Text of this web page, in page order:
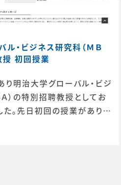
ル・ビジネス研究科（ＭＢ
授 初回授業
り明治大学グローバル・ビジ
）の特別招聘教授としてお
。先日初回の授業があり、
かいました。課外授業では